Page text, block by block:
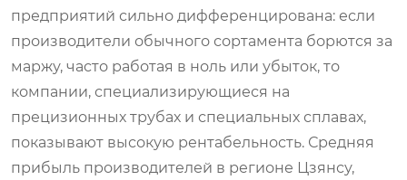
предприятий сильно дифференцирована: если
производители обычного сортамента борются за
маржу, часто работая в ноль или убыток, то
компании, специализирующиеся на
прецизионных трубах и специальных сплавах,
показывают высокую рентабельность. Средняя
прибыль производителей в регионе Цзянсу,